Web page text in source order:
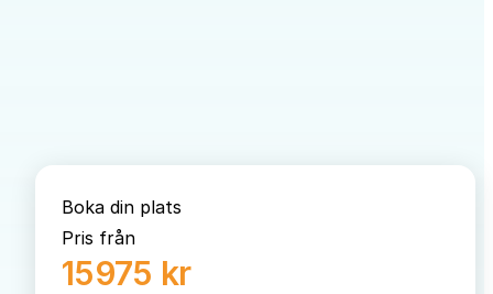
Boka din plats
Pris från
15975 kr